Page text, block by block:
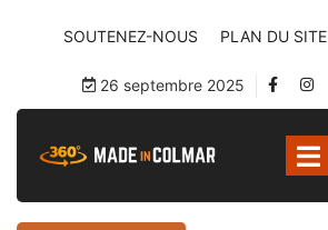
SOUTENEZ-NOUS PLAN DU SITE
26 septembre 2025